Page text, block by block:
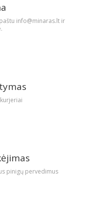
info@minaras.lt ir
pinigų pervedimus